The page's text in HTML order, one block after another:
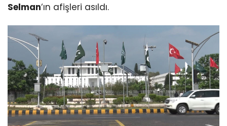
Selman‘ın afişleri asıldı.